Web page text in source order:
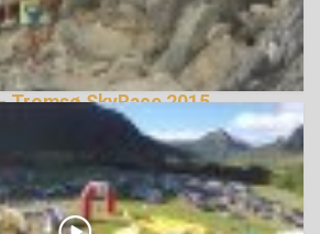
Tromsø SkyRace 2015